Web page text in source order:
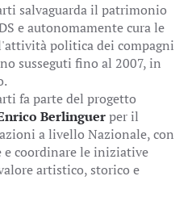
salvaguarda il patrimonio
e autonomamente cura le
politica dei compagni
susseguti fino al 2007, in
fa parte del progetto
Berlinguerper il
a livello Nazionale, con
coordinare le iniziative
artistico, storico e